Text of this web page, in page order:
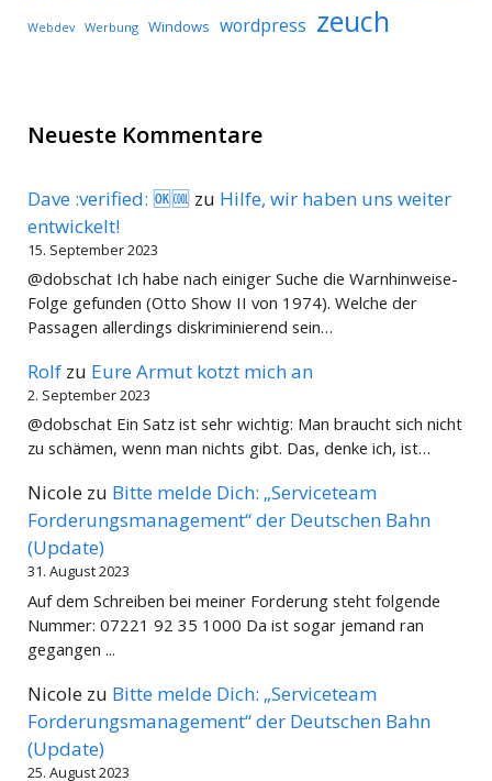
Webdev Werbung Windows wordpress zeuch
Neueste Kommentare
Dave :verified: 🆗🆒 zu Hilfe, wir haben uns weiter
entwickelt!
15. September 2023
@dobschat Ich habe nach einiger Suche die Warnhinweise-
Folge gefunden (Otto Show II von 1974). Welche der
Passagen allerdings diskriminierend sein…
Rolf zu Eure Armut kotzt mich an
2. September 2023
@dobschat Ein Satz ist sehr wichtig: Man braucht sich nicht
zu schämen, wenn man nichts gibt. Das, denke ich, ist…
Nicole zu Bitte melde Dich: „Serviceteam
Forderungsmanagement“ der Deutschen Bahn
(Update)
31. August 2023
Auf dem Schreiben bei meiner Forderung steht folgende
Nummer: 07221 92 35 1000 Da ist sogar jemand ran
gegangen ...
Nicole zu Bitte melde Dich: „Serviceteam
Forderungsmanagement“ der Deutschen Bahn
(Update)
25. August 2023